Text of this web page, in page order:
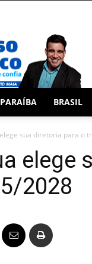
PARAÍBA BRASIL
sua diretoria para o
elege
2028